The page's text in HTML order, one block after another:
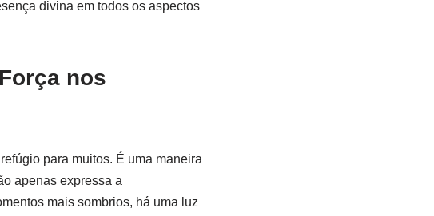
divina em todos os aspectos
nos
para muitos. É uma maneira
apenas expressa a
mais sombrios, há uma luz